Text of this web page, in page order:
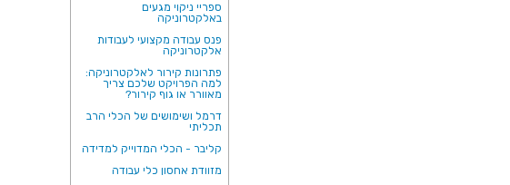
ספריי ניקוי מגעים
באלקטרוניקה
פנס עבודה מקצועי לעבודות
אלקטרוניקה
פתרונות קירור לאלקטרוניקה:
למה הפרויקט שלכם צריך
מאוורר או גוף קירור?
דרמל ושימושים של הכלי הרב
תכליתי
קליבר - הכלי המדוייק למדידה
מזוודת אחסון כלי עבודה